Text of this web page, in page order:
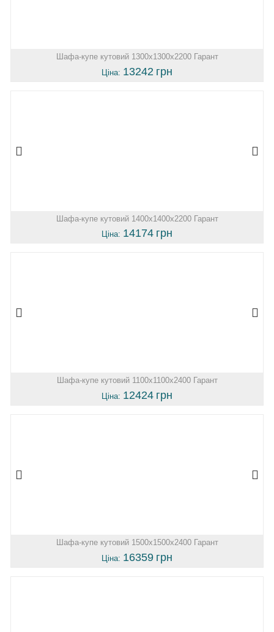
Шафа-купе кутовий 1300х1300х2200 Гарант
Ціна: 13242 грн
Шафа-купе кутовий 1400х1400х2200 Гарант
Ціна: 14174 грн
Шафа-купе кутовий 1100х1100х2400 Гарант
Ціна: 12424 грн
Шафа-купе кутовий 1500х1500х2400 Гарант
Ціна: 16359 грн